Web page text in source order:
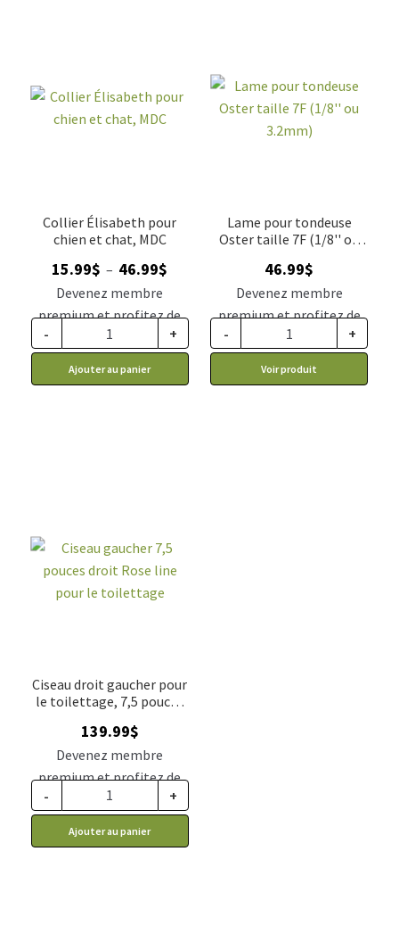
Collier Élisabeth pour
chien et chat, MDC
15.99$ – 46.99$
prix :
15.99$
à
Devenez membre
premium et profitez de
ce prix rabais : 13.19$ CA
- +
Ajouter au panier
Lame pour tondeuse
Oster taille 7F (1/8'' ou
46.99$
Devenez membre
premium et profitez de
ce prix rabais : 38.77$ CA
- +
Voir produit
Ciseau droit gaucher pour
le toilettage, 7,5 pouces
139.99$
Devenez membre
premium et profitez de
ce prix rabais : 115.49$ CA
- +
Ajouter au panier